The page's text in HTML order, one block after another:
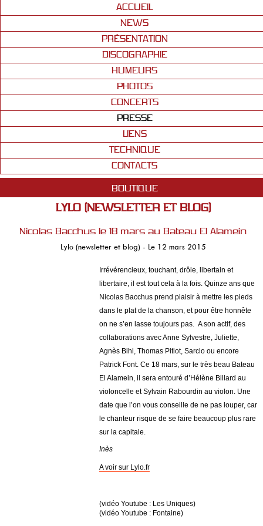
ACCUEIL
NEWS
PRÉSENTATION
DISCOGRAPHIE
HUMEURS
PHOTOS
CONCERTS
PRESSE
LIENS
TECHNIQUE
CONTACTS
BOUTIQUE
LYLO (NEWSLETTER ET BLOG)
Nicolas Bacchus le 18 mars au Bateau El Alamein
Lylo (newsletter et blog) - Le 12 mars 2015
Irrévérencieux, touchant, drôle, libertain et
libertaire, il est tout cela à la fois. Quinze ans que
Nicolas Bacchus prend plaisir à mettre les pieds
dans le plat de la chanson, et pour être honnête
on ne s’en lasse toujours pas. A son actif, des
collaborations avec Anne Sylvestre, Juliette,
Agnès Bihl, Thomas Pitiot, Sarclo ou encore
Patrick Font. Ce 18 mars, sur le très beau Bateau
El Alamein, il sera entouré d’Hélène Billard au
violoncelle et Sylvain Rabourdin au violon. Une
date que l’on vous conseille de ne pas louper, car
le chanteur risque de se faire beaucoup plus rare
sur la capitale.
Inès
A voir sur Lylo.fr
(vidéo Youtube : Les Uniques)
(vidéo Youtube : Fontaine)